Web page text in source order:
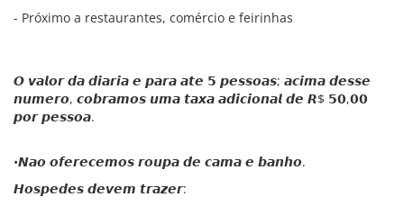
- Próximo a restaurantes, comércio e feirinhas
𝙊 𝙫𝙖𝙡𝙤𝙧 𝙙𝙖 𝙙𝙞𝙖𝙧𝙞𝙖 𝙚 𝙥𝙖𝙧𝙖 𝙖𝙩𝙚 𝟱 𝙥𝙚𝙨𝙨𝙤𝙖𝙨; 𝙖𝙘𝙞𝙢𝙖 𝙙𝙚𝙨𝙨𝙚
𝙣𝙪𝙢𝙚𝙧𝙤, 𝙘𝙤𝙗𝙧𝙖𝙢𝙤𝙨 𝙪𝙢𝙖 𝙩𝙖𝙭𝙖 𝙖𝙙𝙞𝙘𝙞𝙤𝙣𝙖𝙡 𝙙𝙚 𝙍$ 𝟱𝟬,𝟬𝟬
𝙥𝙤𝙧 𝙥𝙚𝙨𝙨𝙤𝙖.
•𝙉𝙖𝙤 𝙤𝙛𝙚𝙧𝙚𝙘𝙚𝙢𝙤𝙨 𝙧𝙤𝙪𝙥𝙖 𝙙𝙚 𝙘𝙖𝙢𝙖 𝙚 𝙗𝙖𝙣𝙝𝙤.
𝙃𝙤𝙨𝙥𝙚𝙙𝙚𝙨 𝙙𝙚𝙫𝙚𝙢 𝙩𝙧𝙖𝙯𝙚𝙧: